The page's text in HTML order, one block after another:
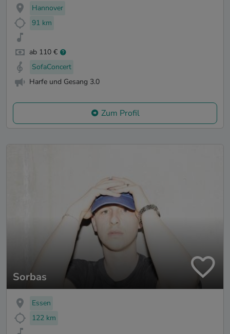
Hannover
91 km
ab 110 €
SofaConcert
Harfe und Gesang 3.0
Zum Profil
Sorbas
Essen
122 km